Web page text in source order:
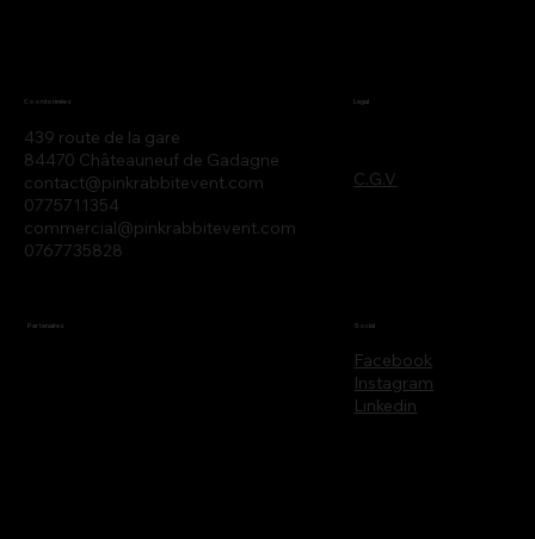
439 route de la gare
84470 Châteauneuf de Gadagne
contact@pinkrabbitevent.com
0775711354
commercial@pinkrabbitevent.com
0767735828
Coordonnées
C.G.V
Legal
Partenaires
Facebook
Instagram
Linkedin
Social